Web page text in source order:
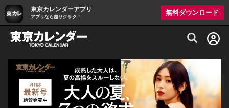
東京カレンダーアプリ
アプリなら超サクサク！
無料ダウンロード
グルメ情報・プレミアムレストラン予約